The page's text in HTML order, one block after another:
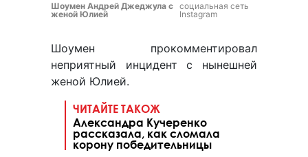
Шоумен Андрей Джеджула с
женой Юлией
социальная сеть
Instagram
Шоумен прокомментировал
неприятный инцидент с нынешней
женой Юлией.
ЧИТАЙТЕ ТАКОЖ
Александра Кучеренко
рассказала, как сломала
корону победительницы